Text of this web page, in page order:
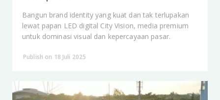
Bangun brand identity yang kuat dan tak terlupakan
lewat papan LED digital City Vision, media premium
untuk dominasi visual dan kepercayaan pasar.
Publish on 18 Juli 2025